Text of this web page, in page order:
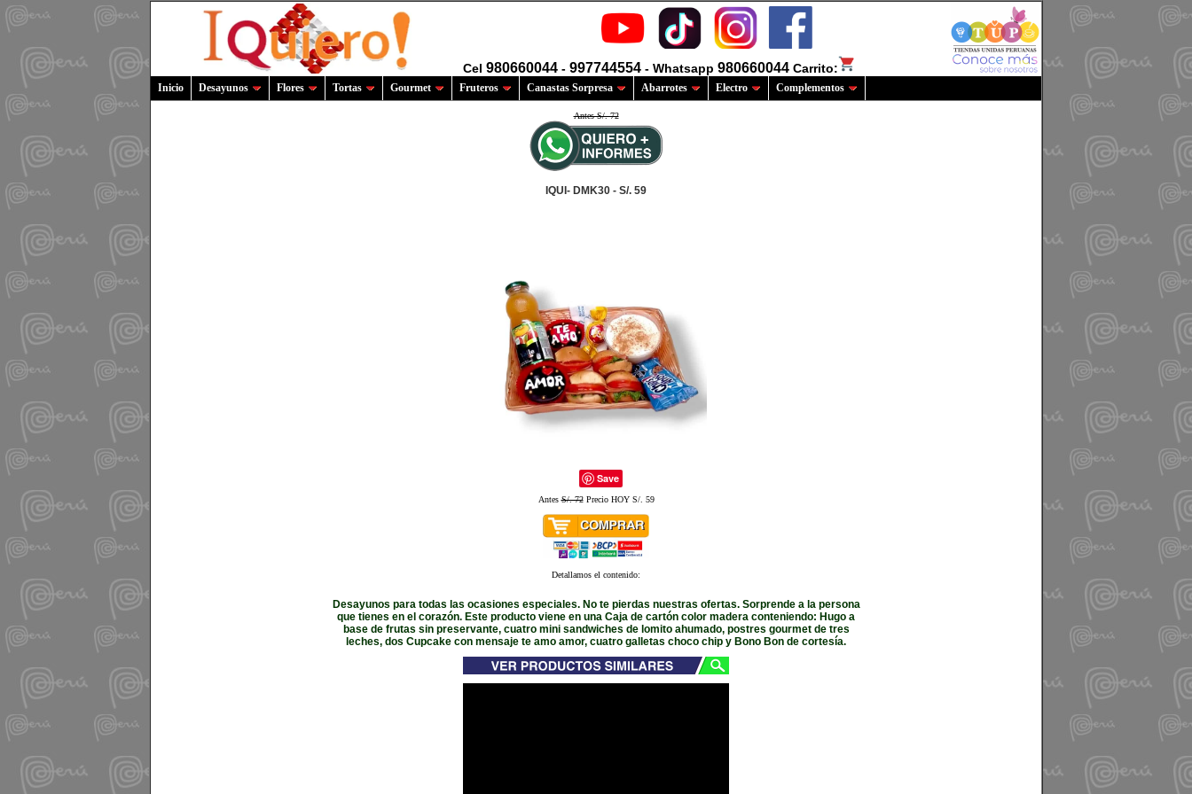
Cel 980660044 - 997744554 - Whatsapp 980660044 Carrito:
Inicio Desayunos Flores Tortas Gourmet Fruteros Canastas Sorpresa Abarrotes Electro Complementos
Antes S/. 72
IQUI- DMK30 - S/. 59
Save
AntesS/. 72Precio HOY S/. 59
Detallamos el contenido:
Desayunos para todas las ocasiones especiales. No te pierdas nuestras ofertas. Sorprende a la persona
que tienes en el corazón. Este producto viene en una Caja de cartón color madera conteniendo: Hugo a
base de frutas sin preservante, cuatro mini sandwiches de lomito ahumado, postres gourmet de tres
leches, dos Cupcake con mensaje te amo amor, cuatro galletas choco chip y Bono Bon de cortesía.